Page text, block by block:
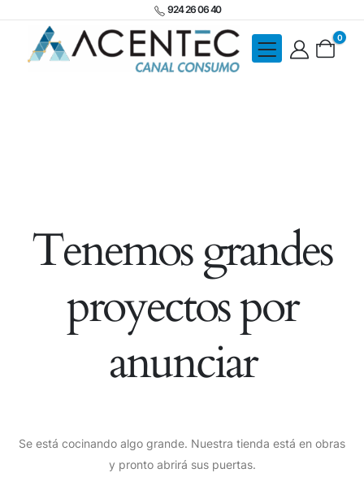
924 26 06 40
0
Tenemos grandes
proyectos por
anunciar
Se está cocinando algo grande. Nuestra tienda está en obras
y pronto abrirá sus puertas.